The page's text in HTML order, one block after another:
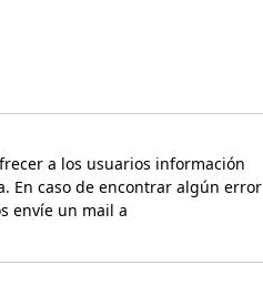
a los usuarios información
En caso de encontrar algún error
envíe un mail a